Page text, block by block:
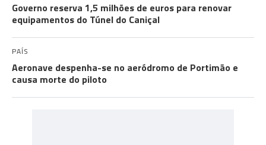
Governo reserva 1,5 milhões de euros para renovar
equipamentos do Túnel do Caniçal
PAÍS
Aeronave despenha-se no aeródromo de Portimão e
causa morte do piloto